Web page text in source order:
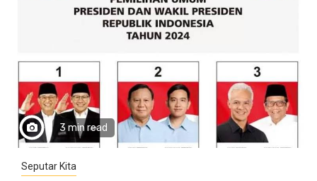
3 min read
Seputar Kita